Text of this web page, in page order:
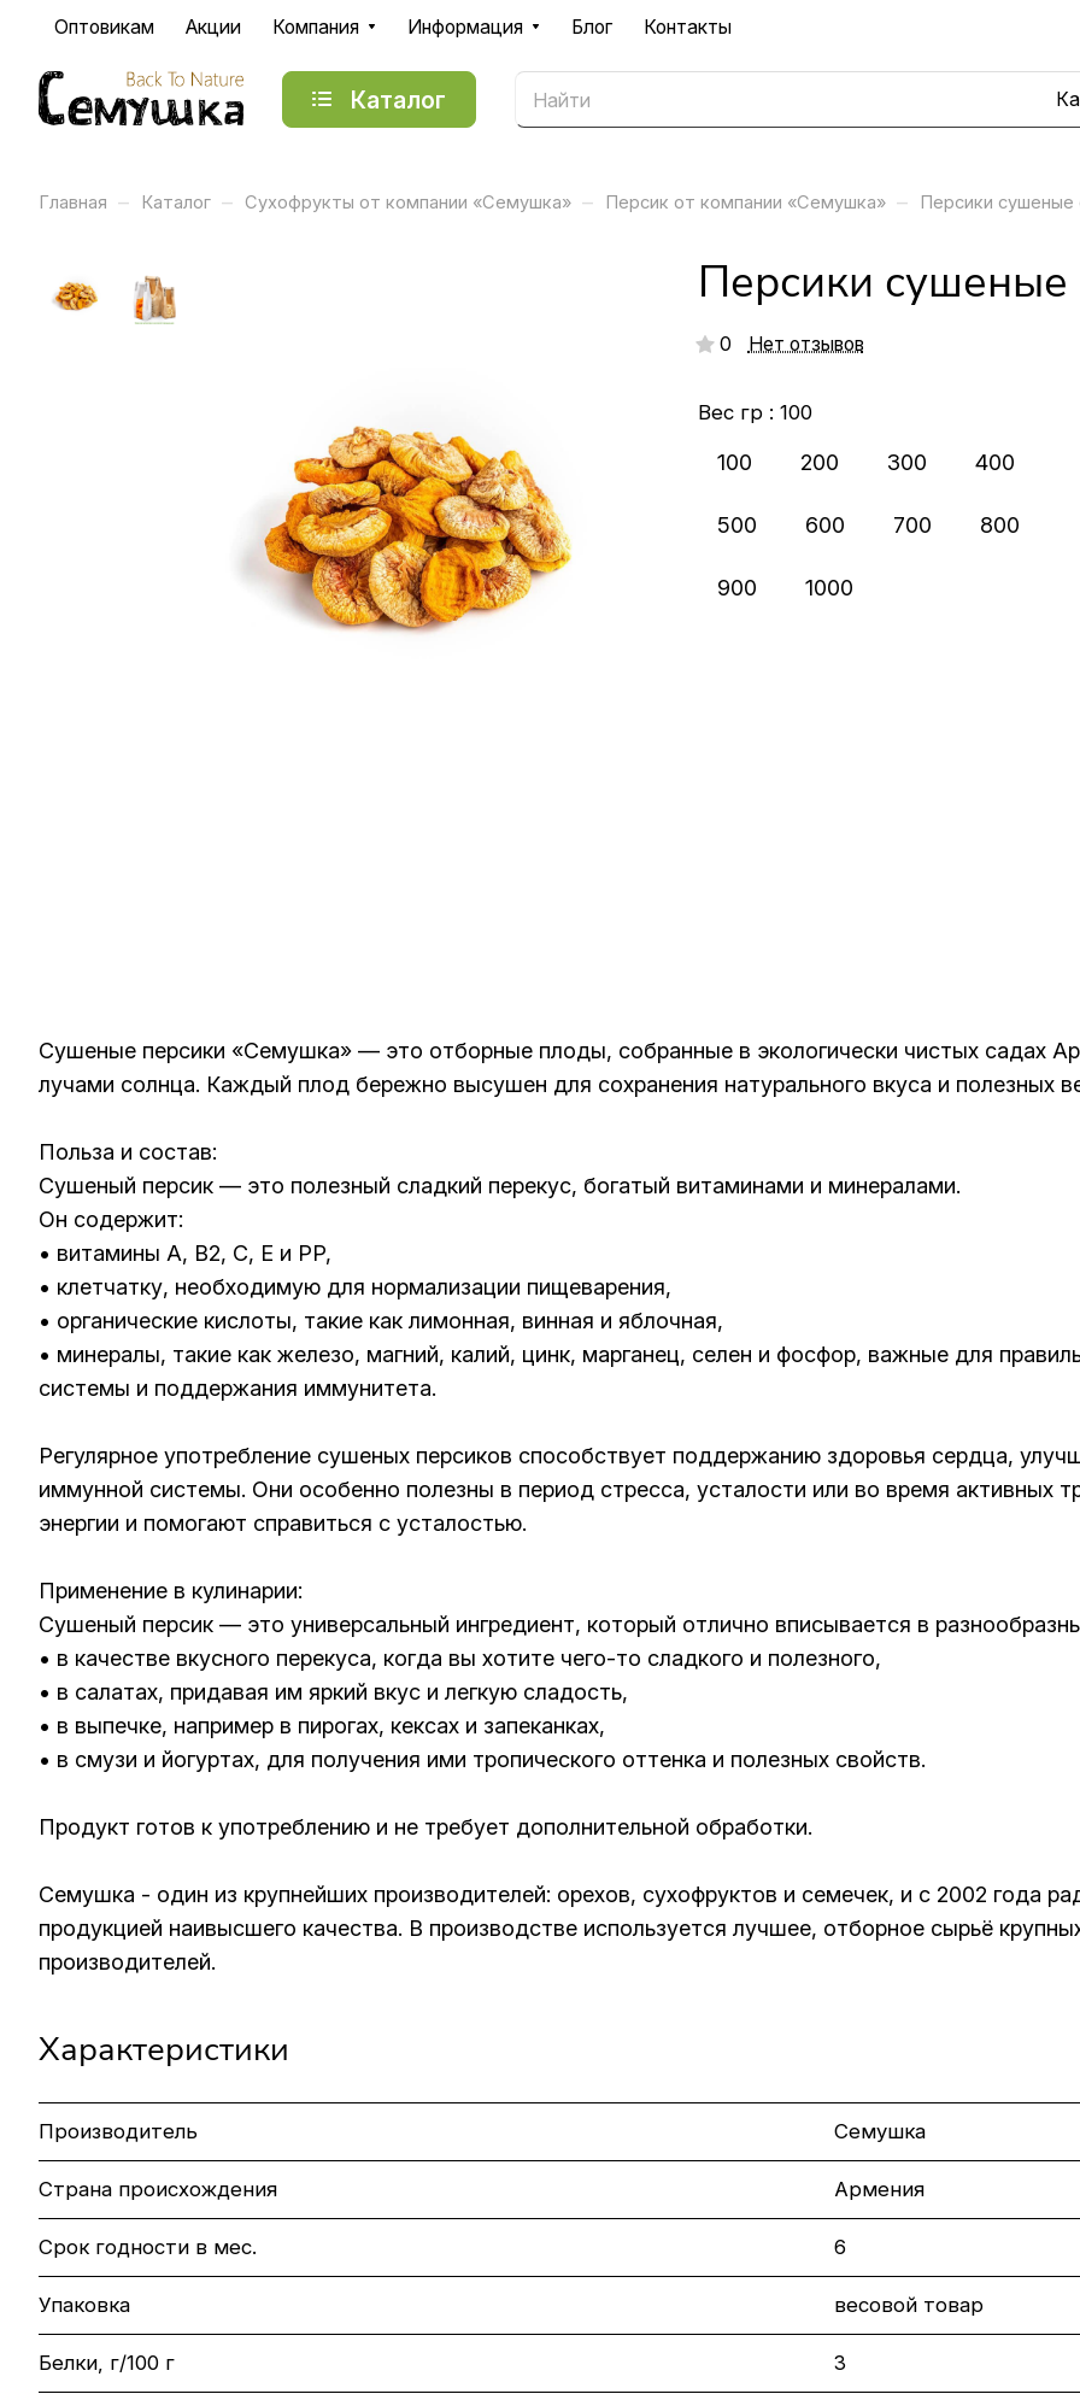
Оптовикам Акции Компания Информация Блог Контакты
Каталог
Главная – Каталог – Сухофрукты от компании «Семушка» – Персик от компании «Семушка» – Персики
Персики сушеные
0 Нет отзывов
Вес гр : 100
100 200 300 400
500 600 700 800
900 1000
Сушеные персики «Семушка» — это отборные плоды, собранные в экологически чистых садах
лучами солнца. Каждый плод бережно высушен для сохранения натурального вкуса и полезных
Польза и состав:
Сушеный персик — это полезный сладкий перекус, богатый витаминами и минералами.
Он содержит:
• витамины A, B2, C, E и PP,
• клетчатку, необходимую для нормализации пищеварения,
• органические кислоты, такие как лимонная, винная и яблочная,
• минералы, такие как железо, магний, калий, цинк, марганец, селен и фосфор, важные для
системы и поддержания иммунитета.
Регулярное употребление сушеных персиков способствует поддержанию здоровья сердца,
иммунной системы. Они особенно полезны в период стресса, усталости или во время активных
энергии и помогают справиться с усталостью.
Применение в кулинарии:
Сушеный персик — это универсальный ингредиент, который отлично вписывается в
• в качестве вкусного перекуса, когда вы хотите чего-то сладкого и полезного,
• в салатах, придавая им яркий вкус и легкую сладость,
• в выпечке, например в пирогах, кексах и запеканках,
• в смузи и йогуртах, для получения ими тропического оттенка и полезных свойств.
Продукт готов к употреблению и не требует дополнительной обработки.
Семушка - один из крупнейших производителей: орехов, сухофруктов и семечек, и с 2002 года
продукцией наивысшего качества. В производстве используется лучшее, отборное сырьё
производителей.
Характеристики
Производитель Семушка
Страна происхождения Армения
Срок годности в мес. 6
Упаковка весовой товар
Белки, г/100 г 3